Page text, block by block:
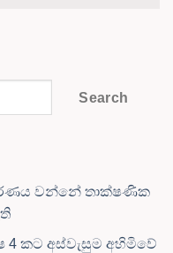
Search
වන්නේ තාක්ෂණික
4 කට අස්වැසුම අහිමිවේ